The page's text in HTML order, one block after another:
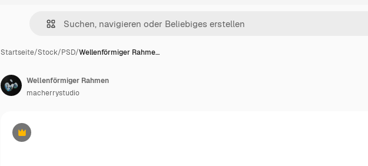
Startseite/Stock/PSD/Wellenförmiger Rahme…
Premium
Wellenförmiger Rahmen
macherrystudio